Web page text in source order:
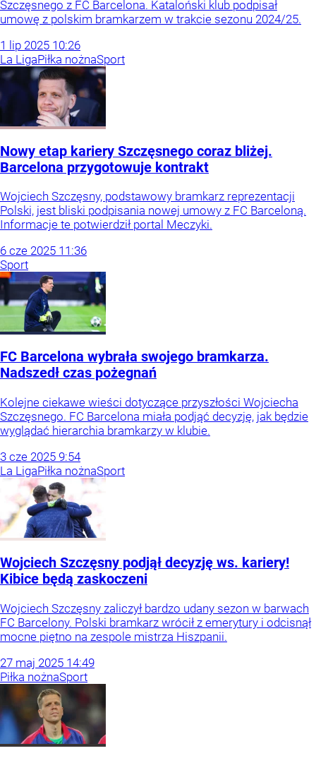
Szczęsnego z FC Barcelona. Kataloński klub podpisał
umowę z polskim bramkarzem w trakcie sezonu 2024/25.
1 lip 2025 10:26
La LigaPiłka nożnaSport
Nowy etap kariery Szczęsnego coraz bliżej.
Barcelona przygotowuje kontrakt
Wojciech Szczęsny, podstawowy bramkarz reprezentacji
Polski, jest bliski podpisania nowej umowy z FC Barceloną.
Informacje te potwierdził portal Meczyki.
6 cze 2025 11:36
Sport
FC Barcelona wybrała swojego bramkarza.
Nadszedł czas pożegnań
Kolejne ciekawe wieści dotyczące przyszłości Wojciecha
Szczęsnego. FC Barcelona miała podjąć decyzję, jak będzie
wyglądać hierarchia bramkarzy w klubie.
3 cze 2025 9:54
La LigaPiłka nożnaSport
Wojciech Szczęsny podjął decyzję ws. kariery!
Kibice będą zaskoczeni
Wojciech Szczęsny zaliczył bardzo udany sezon w barwach
FC Barcelony. Polski bramkarz wrócił z emerytury i odcisnął
mocne piętno na zespole mistrza Hiszpanii.
27 maj 2025 14:49
Piłka nożnaSport